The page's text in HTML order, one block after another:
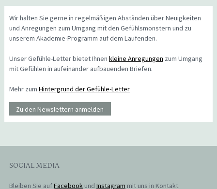
Wir halten Sie gerne in regelmäßigen Abständen über Neuigkeiten
und Anregungen zum Umgang mit den Gefühlsmonstern und zu
unserem Akademie-Programm auf dem Laufenden.
Unser Gefühle-Letter bietet Ihnen kleine Anregungen zum Umgang
mit Gefühlen in aufeinander aufbauenden Briefen.
Mehr zum Hintergrund der Gefühle-Letter
Zu den Newslettern anmelden
SOCIAL MEDIA
Bleiben Sie aufFacebookund Instagram mit uns in Kontakt.